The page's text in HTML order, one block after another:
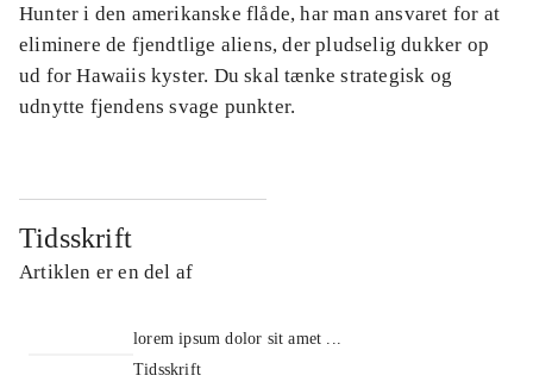
Hunter i den amerikanske flåde, har man ansvaret for at
eliminere de fjendtlige aliens, der pludselig dukker op
ud for Hawaiis kyster. Du skal tænke strategisk og
udnytte fjendens svage punkter.
Tidsskrift
Artiklen er en del af
lorem ipsum dolor sit amet ...
Tidsskrift